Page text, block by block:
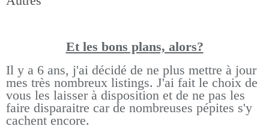
Et les bons plans, alors?
Il y a 6 ans, j'ai décidé de ne plus mettre à jour
mes très nombreux listings. J'ai fait le choix de
vous les laisser à disposition et de ne pas les
faire disparaitre car de nombreuses pépites s'y
cachent encore.